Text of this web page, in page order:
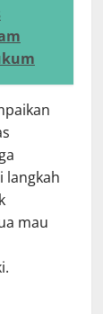
langkah
mau